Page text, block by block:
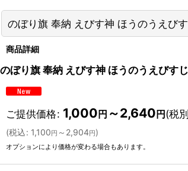
のぼり旗 奉納 えびす神 ほうのうえび
商品詳細
のぼり旗 奉納 えびす神 ほうのうえびす
ご提供価格: 1,000 円 ～2,640 円 (税
(税込: 1,100円 ～2,904円)
オプションにより価格が変わる場合もあります。